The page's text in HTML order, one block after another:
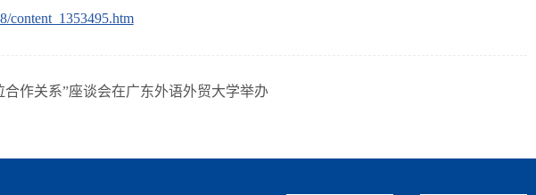
content_1353495.htm
合作关系”座谈会在广东外语外贸大学举办